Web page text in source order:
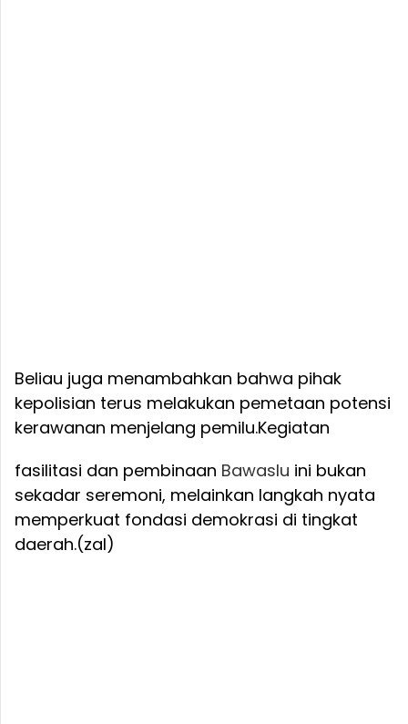
Beliau juga menambahkan bahwa pihak
kepolisian terus melakukan pemetaan potensi
kerawanan menjelang pemilu.Kegiatan
fasilitasi dan pembinaan Bawaslu ini bukan
sekadar seremoni, melainkan langkah nyata
memperkuat fondasi demokrasi di tingkat
daerah.(zal)